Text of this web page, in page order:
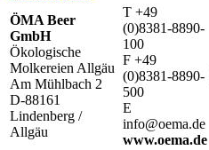
ÖMA Beer
GmbH
Ökologische
Molkereien Allgäu
Am Mühlbach 2
D-88161
Lindenberg /
Allgäu
T +49
(0)8381-8890-
100
F +49
(0)8381-8890-
500
E
info@oema.de
www.oema.de